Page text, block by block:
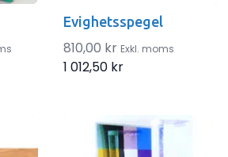
Evighetsspegel
810,00 kr Exkl. moms
1 012,50 kr